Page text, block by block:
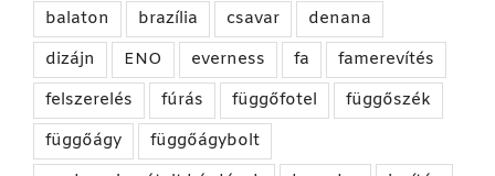
balaton
brazília csavar
denana
dizájn
ENO everness fa
famerevítés
felszerelés
fúrás függőfotel
függőszék
függőágy
függőágybolt